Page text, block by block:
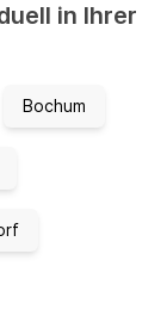
in Ihrer
Bochum